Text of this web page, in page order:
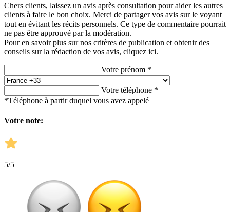
Chers clients, laissez un avis après consultation pour aider les autres
clients à faire le bon choix. Merci de partager vos avis sur le voyant
tout en évitant les récits personnels. Ce type de commentaire pourrait
ne pas être approuvé par la modération.
Pour en savoir plus sur nos critères de publication et obtenir des
conseils sur la rédaction de vos avis, cliquez ici.
Votre prénom *
Votre téléphone *
*Téléphone à partir duquel vous avez appelé
Votre note:
5/5